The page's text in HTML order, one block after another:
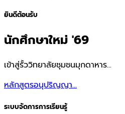
ยินดีต้อนรับ
นักศึกษาใหม่ '69
เข้าสู่รั้ววิทยาลัยชุมชนมุกดาหาร...
หลักสูตรอนุปริญญา...
ระบบจัดการการเรียนรู้